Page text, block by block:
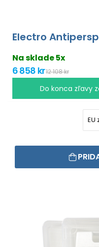
Electro
Na sklade 5x
6 858 kr12 108 kr
Do konca zľavy